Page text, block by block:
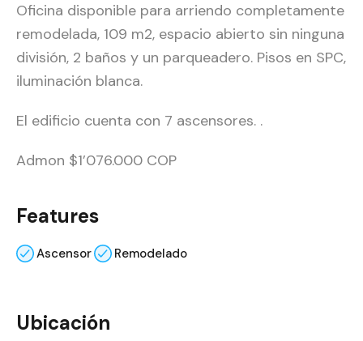
Oficina disponible para arriendo completamente
remodelada, 109 m2, espacio abierto sin ninguna
división, 2 baños y un parqueadero. Pisos en SPC,
iluminación blanca.
El edificio cuenta con 7 ascensores. .
Admon $1’076.000 COP
Features
Ascensor Remodelado
Ubicación